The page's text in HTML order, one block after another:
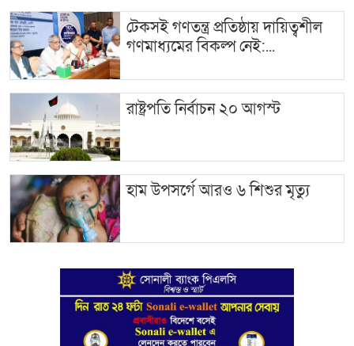
টেকসই গণতন্ত্র প্রতিষ্ঠায় দায়িত্বশীল
গণমাধ্যমের বিকল্প নেই:...
রাষ্ট্রপতি নির্বাচন ২০ আগস্ট
হাম উপসর্গে আরও ৬ শিশুর মৃত্যু